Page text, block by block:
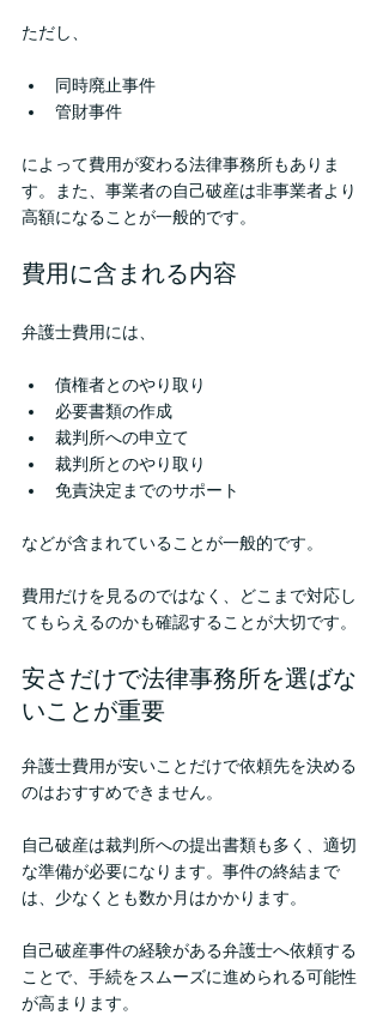
ただし、
同時廃止事件
管財事件
によって費用が変わる法律事務所もありま
す。また、事業者の自己破産は非事業者より
高額になることが一般的です。
費用に含まれる内容
弁護士費用には、
債権者とのやり取り
必要書類の作成
裁判所への申立て
裁判所とのやり取り
免責決定までのサポート
などが含まれていることが一般的です。
費用だけを見るのではなく、どこまで対応し
てもらえるのかも確認することが大切です。
安さだけで法律事務所を選ばな
いことが重要
弁護士費用が安いことだけで依頼先を決める
のはおすすめできません。
自己破産は裁判所への提出書類も多く、適切
な準備が必要になります。事件の終結まで
は、少なくとも数か月はかかります。
自己破産事件の経験がある弁護士へ依頼する
ことで、手続をスムーズに進められる可能性
が高まります。